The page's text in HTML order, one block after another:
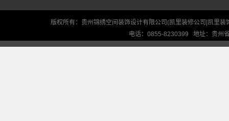
版权所有：贵州锦绣空间装饰设计有限公司(凯里装修公司|凯里
电话：0855-8230399 地址：贵州